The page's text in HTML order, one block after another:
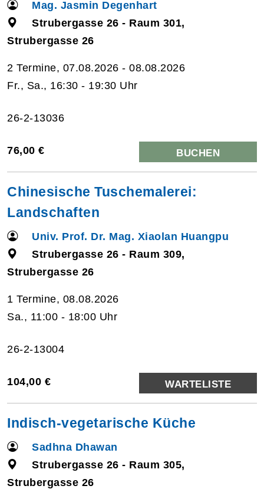
Mag. Jasmin Degenhart
Strubergasse 26 - Raum 301,
Strubergasse 26
2 Termine, 07.08.2026 - 08.08.2026
Fr., Sa., 16:30 - 19:30 Uhr
26-2-13036
76,00 € BUCHEN
Chinesische Tuschemalerei:
Landschaften
Univ. Prof. Dr. Mag. Xiaolan Huangpu
Strubergasse 26 - Raum 309,
Strubergasse 26
1 Termine, 08.08.2026
Sa., 11:00 - 18:00 Uhr
26-2-13004
104,00 € WARTELISTE
Indisch-vegetarische Küche
Sadhna Dhawan
Strubergasse 26 - Raum 305,
Strubergasse 26